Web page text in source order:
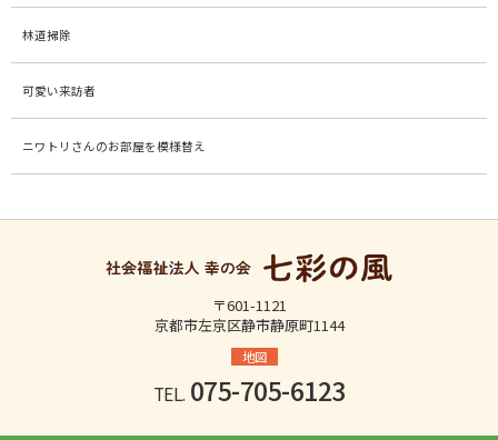
林道掃除
可愛い来訪者
ニワトリさんのお部屋を模様替え
〒601-1121
京都市左京区静市静原町1144
地図
TEL. 075-705-6123